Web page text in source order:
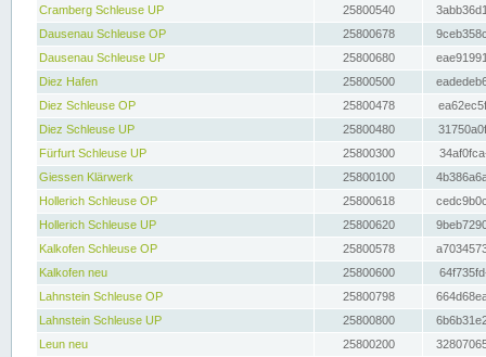
Cramberg Schleuse UP
25800540
Dausenau Schleuse OP
25800678
Dausenau Schleuse UP
25800680
Diez Hafen
25800500
Diez Schleuse OP
25800478
Diez Schleuse UP
25800480
Fürfurt Schleuse UP
25800300
Giessen Klärwerk
25800100
Hollerich Schleuse OP
25800618
Hollerich Schleuse UP
25800620
Kalkofen Schleuse OP
25800578
Kalkofen neu
25800600
Lahnstein Schleuse OP
25800798
Lahnstein Schleuse UP
25800800
Leun neu
25800200